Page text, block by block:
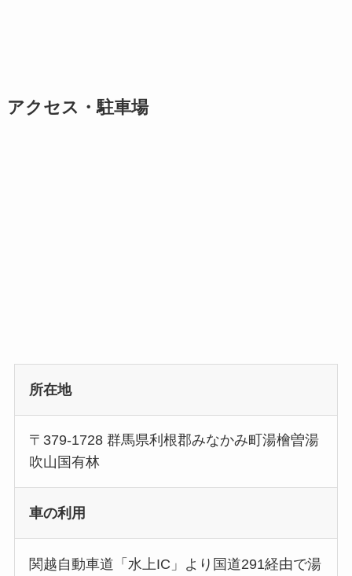
アクセス・駐車場
所在地
〒379-1728 群馬県利根郡みなかみ町湯檜曽湯
吹山国有林
車の利用
関越自動車道「水上IC」より国道291経由で湯